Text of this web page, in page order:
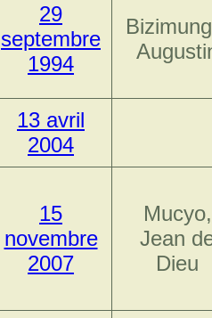
29
septembre
1994
13 avril
2004
15
novembre
2007
Mucyo,
Jean
Dieu